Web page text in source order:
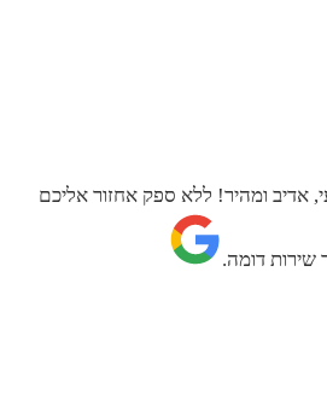
אדיב ומהיר! ללא ספק אחזור אליכם
שירות דומה.